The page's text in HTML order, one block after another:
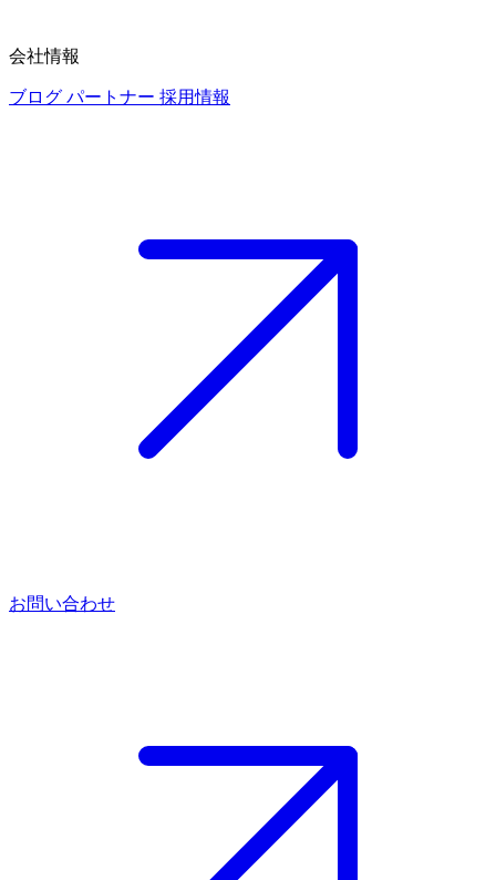
会社情報
ブログ パートナー 採用情報
お問い合わせ